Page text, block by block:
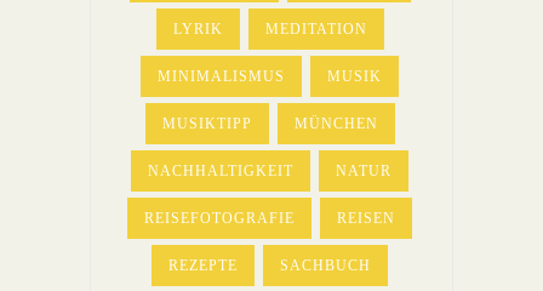
LYRIK MEDITATION
MINIMALISMUS MUSIK
MUSIKTIPP MÜNCHEN
NACHHALTIGKEIT NATUR
REISEFOTOGRAFIE REISEN
REZEPTE SACHBUCH